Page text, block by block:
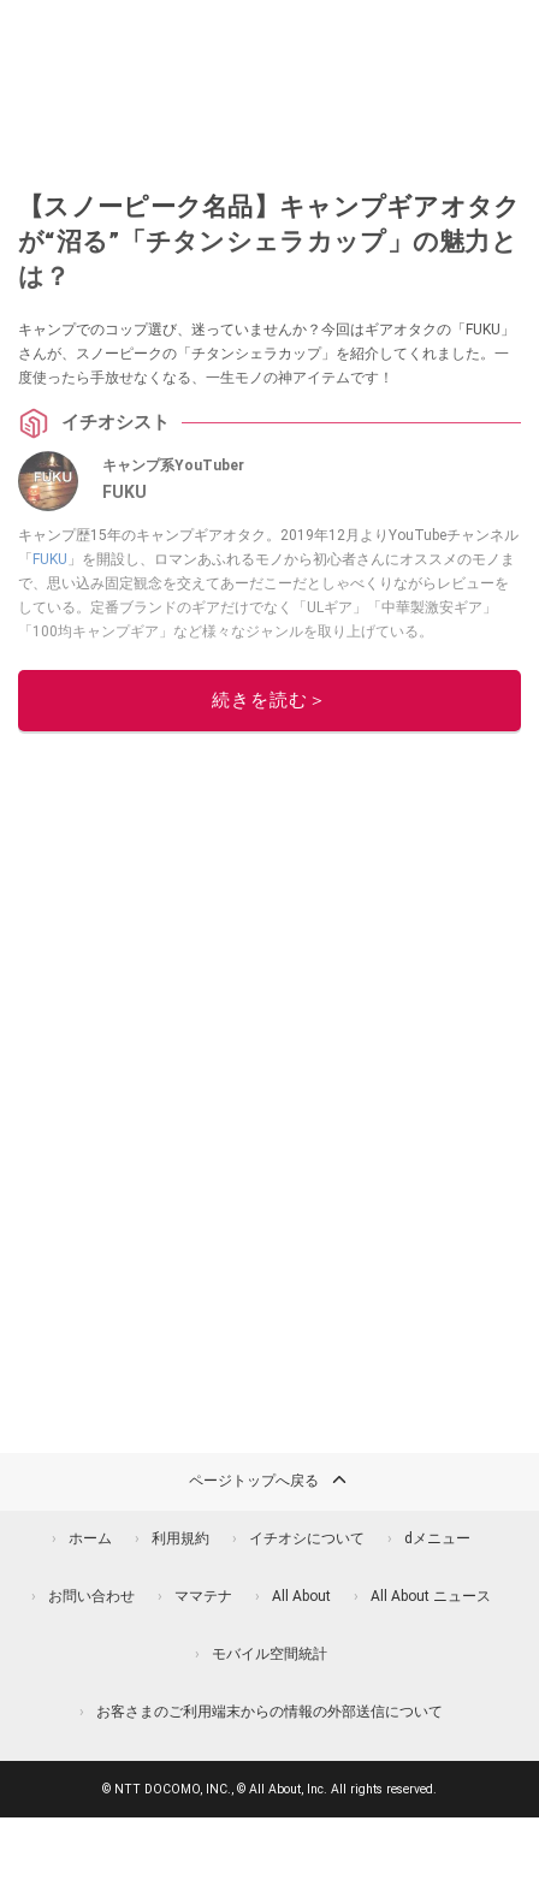
【スノーピーク名品】キャンプギアオタク
が“沼る”「チタンシェラカップ」の魅力と
は？
キャンプでのコップ選び、迷っていませんか？今回はギアオタクの「FUKU」
さんが、スノーピークの「チタンシェラカップ」を紹介してくれました。一
度使ったら手放せなくなる、一生モノの神アイテムです！
イチオシスト
キャンプ系YouTuber
FUKU
キャンプ歴15年のキャンプギアオタク。2019年12月よりYouTubeチャンネル
「FUKU 」を開設し、ロマンあふれるモノから初心者さんにオススメのモノま
で、思い込み固定観念を交えてあーだこーだとしゃべくりながらレビューを
している。定番ブランドのギアだけでなく「ULギア」「中華製激安ギア」
「100均キャンプギア」など様々なジャンルを取り上げている。
このイチオシストの他の記事を読む
続きを読む＞
ページトップへ戻る
ホーム 利用規約 イチオシについて dメニュー
お問い合わせ ママテナ All About All About ニュース
モバイル空間統計
お客さまのご利用端末からの情報の外部送信について
© NTT DOCOMO, INC., © All About, Inc. All rights reserved.